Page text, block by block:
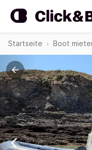
Startseite Boot